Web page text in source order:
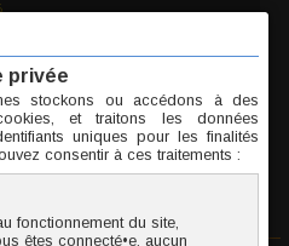
Ajouter au panier